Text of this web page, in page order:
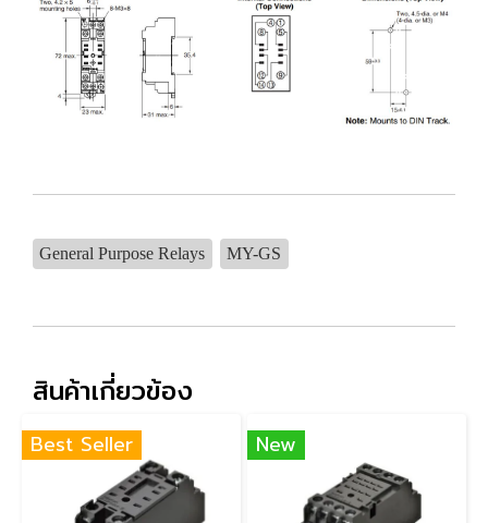
General Purpose Relays MY-GS
สินค้าเกี่ยวข้อง
Best Seller New